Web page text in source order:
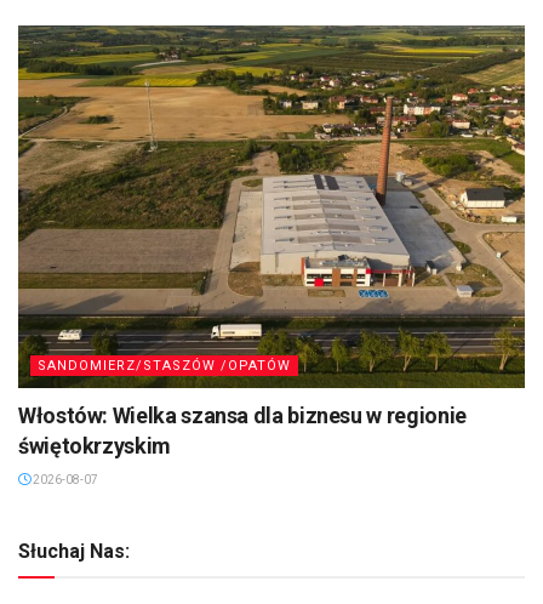
SANDOMIERZ/STASZÓW /OPATÓW
Włostów: Wielka szansa dla biznesu w regionie
świętokrzyskim
2026-08-07
Słuchaj Nas: